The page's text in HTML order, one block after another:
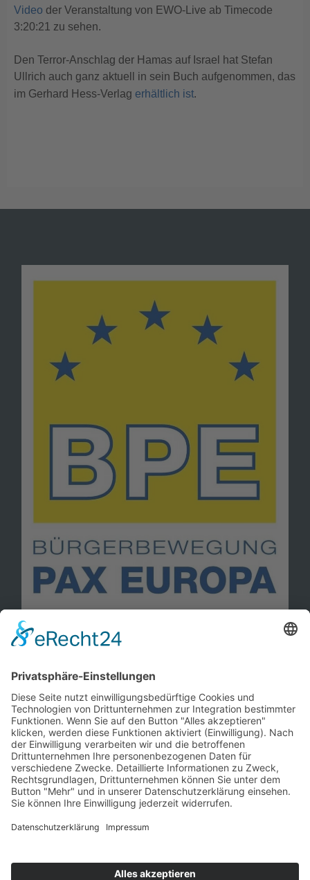
Video der Veranstaltung von EWO-Live ab Timecode
3:20:21 zu sehen.
Den Terror-Anschlag der Hamas auf Israel hat Stefan
Ullrich auch ganz aktuell in sein Buch aufgenommen, das
im Gerhard Hess-Verlag erhältlich ist.
Kontakt
Mitglied werden!
Impressum
Datenschutz
Copyright 2023. All rights reserved.